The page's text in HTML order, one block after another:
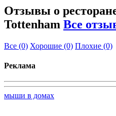
Отзывы о
Tottenham Все
Все (0) Хорошие (0) Плохие (0)
Реклама
мыши в домах